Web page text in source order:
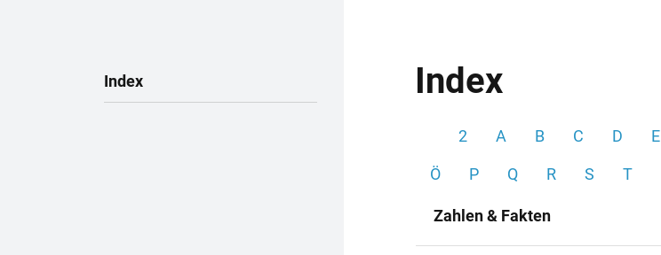
Subnavigation
Index Index
2 A B C D E
Ö P Q R S T
Zahlen & Fakten